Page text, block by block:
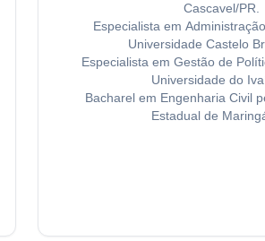
Cascavel/PR.
Especialista em
Universidade Castelo
Especialista em Gestão de
Universidade do
Bacharel em Engenharia Civil
Estadual de